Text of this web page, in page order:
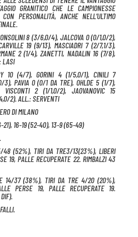
GRANITICO CHE LE CAMPIONESSE
CON PERSONALITÀ, ANCHE NELL’ULTIMO
8 (3/6,0/4), JALCOVA 0 (0/1,0/2),
19 (9/13), MASCIADRI 7 (2/7,1/3),
2 (1/4), ZANETTI, NADALIN 16 (7/8),
LASI
10 (4/7), GORINI 4 (1/5,0/1), CINILI 7
PAVIA 0 (0/1 DA TRE), OHLDE 5 (1/7),
2 (1/1,0/2), JAOVANOVIC 15
2). ALL.: SERVENTI
DI MILANO
21), 16-19 (52-40), 13-9 (65-49)
48 (52%), TIRI DA TRE3/13(23%), LIBERI
19, PALLE RECUPERATE 22. RIMBALZI 43
14/37 (38%), TIRI DA TRE 4/20 (20%),
PERSE 19, PALLE RECUPERATE 19.